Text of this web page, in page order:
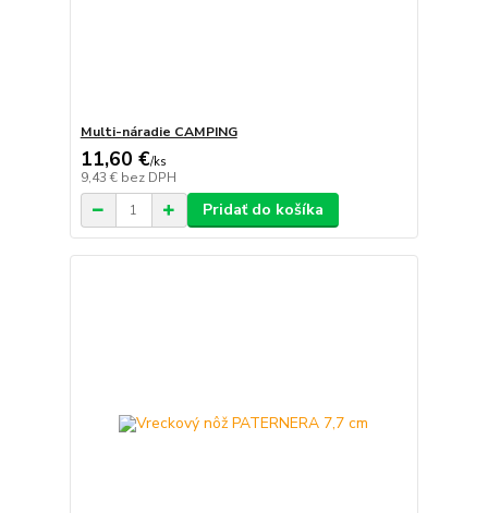
Multi-náradie CAMPING
11,60 €/ks
9,43 € bez DPH
Pridať do košíka